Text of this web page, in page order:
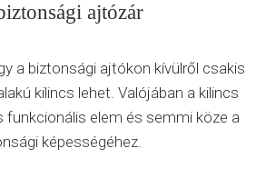
ajtózár
a biztonsági ajtókon kívülről csakis
kilincs lehet. Valójában a kilincs
funkcionális elem és semmi köze a
képességéhez.